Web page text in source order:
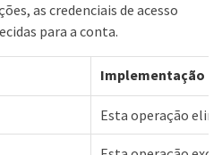
as credenciais de acesso
para a conta.
Implementação
Esta operação